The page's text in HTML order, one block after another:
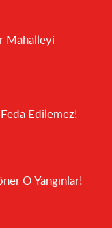
Mahalleyi
Edilemez!
O Yangınlar!